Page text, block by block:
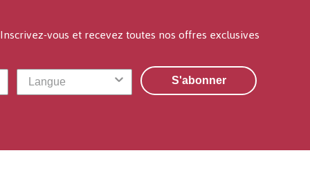
Inscrivez-vous et recevez toutes nos offres exclusives
S'abonner